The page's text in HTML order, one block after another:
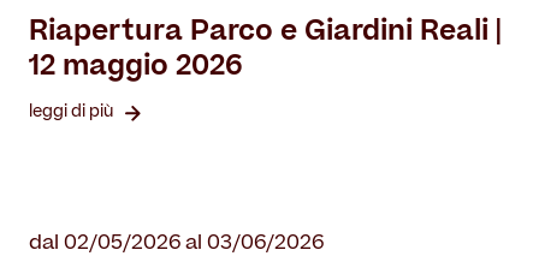
Riapertura Parco e Giardini Reali |
12 maggio 2026
leggi di più
dal 02/05/2026 al 03/06/2026